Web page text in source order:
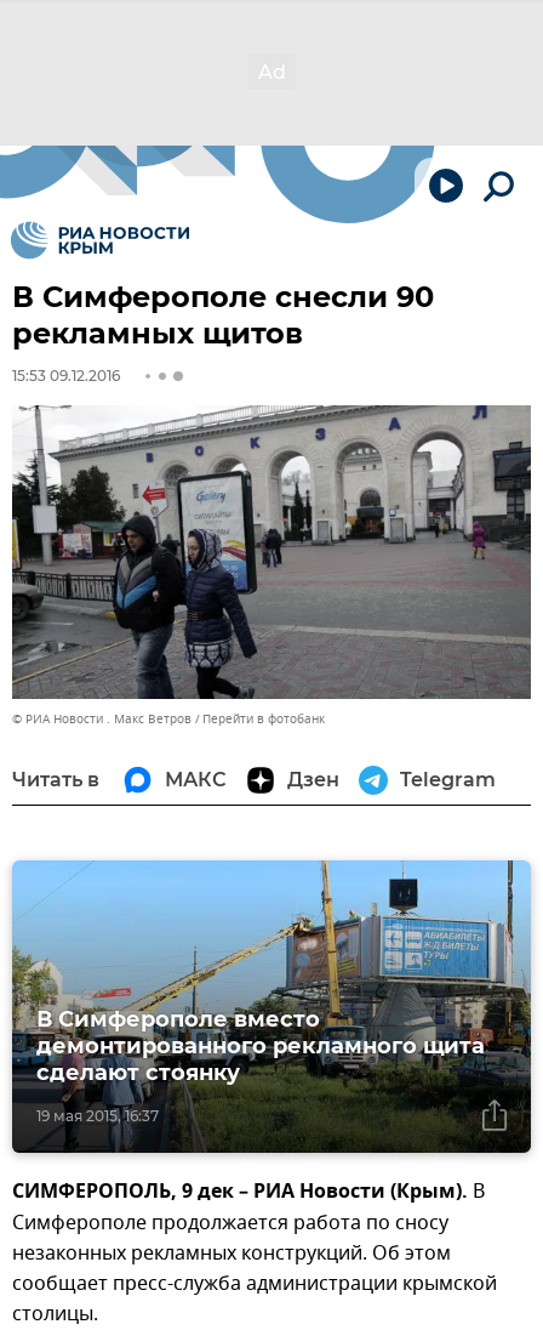
В Симферополе снесли 90
рекламных щитов
15:53 09.12.2016
© РИА Новости . Макс Ветров Перейти в фотобанк
Читать в МАКС Дзен Telegram
19 мая 2015, 16:37
В Симферополе вместо
демонтированного рекламного щита
сделают стоянку
СИМФЕРОПОЛЬ, 9 дек – РИА Новости (Крым). В
Симферополе продолжается работа по сносу
незаконных рекламных конструкций. Об этом
сообщает пресс-служба администрации крымской
столицы.